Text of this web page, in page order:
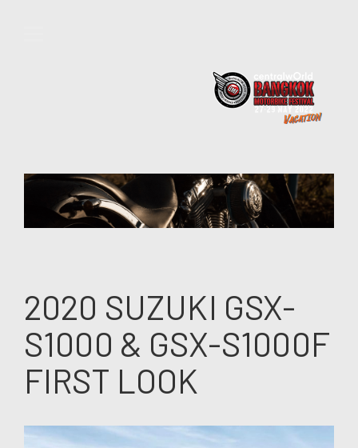
2020 SUZUKI GSX-
S1000 & GSX-S1000F
FIRST LOOK